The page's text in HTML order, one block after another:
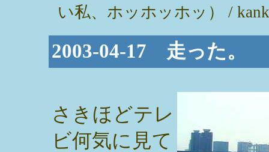
い私、ホッホッホッ） /
2003-04-17 走った。
さきほどテレ
ビ何気に見て